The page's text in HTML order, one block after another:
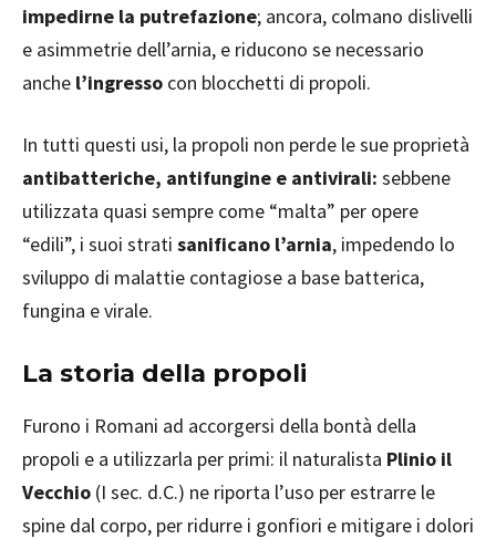
impedirne la putrefazione; ancora, colmano dislivelli
e asimmetrie dell’arnia, e riducono se necessario
anche l’ingresso con blocchetti di propoli.
In tutti questi usi, la propoli non perde le sue proprietà
antibatteriche, antifungine e antivirali: sebbene
utilizzata quasi sempre come “malta” per opere
“edili”, i suoi strati sanificano l’arnia, impedendo lo
sviluppo di malattie contagiose a base batterica,
fungina e virale.
La storia della propoli
Furono i Romani ad accorgersi della bontà della
propoli e a utilizzarla per primi: il naturalista Plinio il
Vecchio (I sec. d.C.) ne riporta l’uso per estrarre le
spine dal corpo, per ridurre i gonfiori e mitigare i dolori